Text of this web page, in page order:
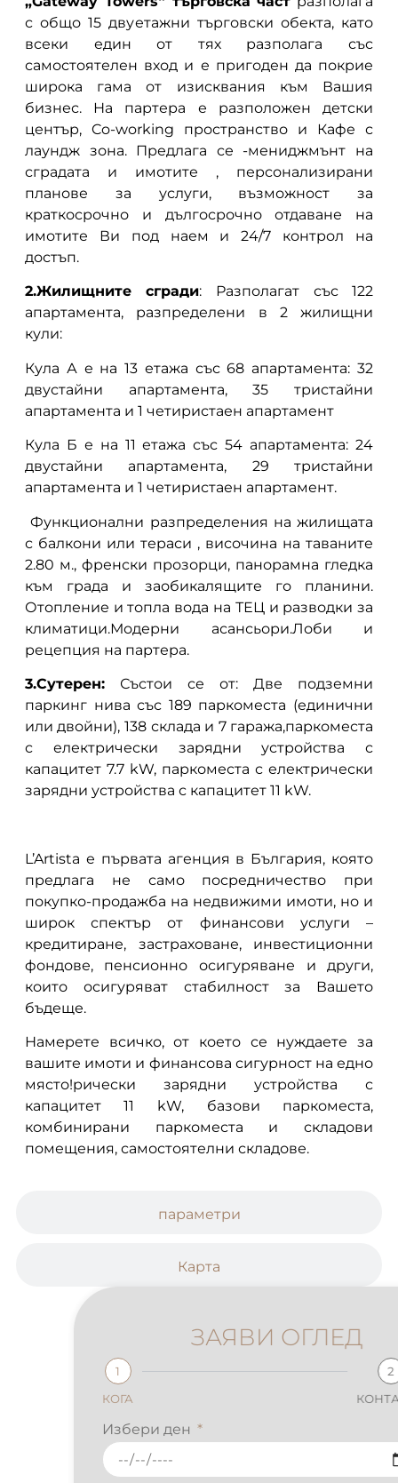
параметри
Карта
с общо 15 двуетажни търговски обекта, като
всеки един от тях разполага със
самостоятелен вход и е пригоден да покрие
широка гама от изисквания към Вашия
бизнес. На партера е разположен детски
център, Co-working пространство и Кафе с
лаундж зона. Предлага се -мениджмънт на
сградата и имотите , персонализирани
планове за услуги, възможност за
краткосрочно и дългосрочно отдаване на
имотите Ви под наем и 24/7 контрол на
достъп.
2.Жилищните сгради: Разполагат със 122
апартамента, разпределени в 2 жилищни
кули:
Кула А е на 13 етажа със 68 апартамента: 32
двустайни апартамента, 35 тристайни
апартамента и 1 четиристаен апартамент
Кула Б е на 11 етажа със 54 апартамента: 24
двустайни апартамента, 29 тристайни
апартамента и 1 четиристаен апартамент.
Функционални разпределения на жилищата
с балкони или тераси , височина на таваните
2.80 м., френски прозорци, панорамна гледка
към града и заобикалящите го планини.
Отопление и топла вода на ТЕЦ и разводки за
климатици.Модерни асансьори.Лоби и
рецепция на партера.
3.Сутерен:Състои се от: Две подземни
паркинг нива със 189 паркоместа (единични
или двойни), 138 склада и 7 гаража,паркоместа
с електрически зарядни устройства с
капацитет 7.7 kW, паркоместа с електрически
зарядни устройства с капацитет 11 kW.
L’Artista е първата агенция в България, която
предлага не само посредничество при
покупко-продажба на недвижими имоти, но и
широк спектър от финансови услуги –
кредитиране, застраховане, инвестиционни
фондове, пенсионно осигуряване и други,
които осигуряват стабилност за Вашето
бъдеще.
Намерете всичко, от което се нуждаете за
вашите имоти и финансова сигурност на едно
място!рически зарядни устройства с
капацитет 11 kW, базови паркоместа,
комбинирани паркоместа и складови
помещения, самостоятелни складове.
ЗАЯВИ ОГЛЕД
2
КОНТАКТИ
Избери ден